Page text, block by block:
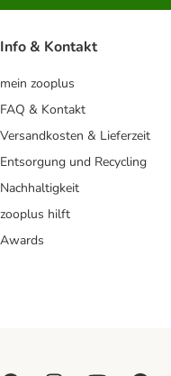
Info & Kontakt
mein zooplus
FAQ & Kontakt
Versandkosten & Lieferzeit
Entsorgung und Recycling
Nachhaltigkeit
zooplus hilft
Awards